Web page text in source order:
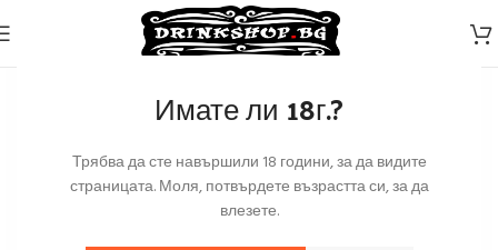
Имате ли 18г.?
Трябва да сте навършили 18 години, за да видите
страницата. Моля, потвърдете възрастта си, за да
влезете.